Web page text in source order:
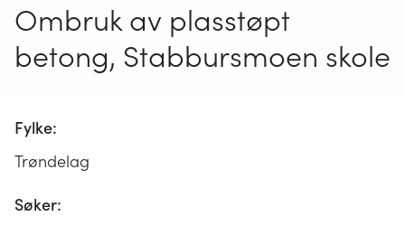
Ombruk av plasstøpt
betong, Stabbursmoen skole
Fylke:
Trøndelag
Søker: